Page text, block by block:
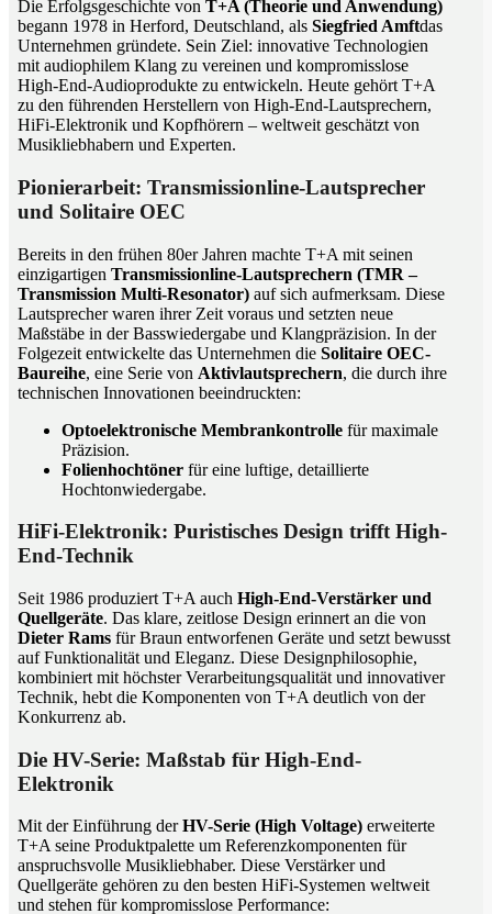
Die Erfolgsgeschichte von T+A (Theorie und Anwendung)
begann 1978 in Herford, Deutschland, als Siegfried Amftdas
Unternehmen gründete. Sein Ziel: innovative Technologien
mit audiophilem Klang zu vereinen und kompromisslose
High-End-Audioprodukte zu entwickeln. Heute gehört T+A
zu den führenden Herstellern von High-End-Lautsprechern,
HiFi-Elektronik und Kopfhörern – weltweit geschätzt von
Musikliebhabern und Experten.
Pionierarbeit: Transmissionline-Lautsprecher
und Solitaire OEC
Bereits in den frühen 80er Jahren machte T+A mit seinen
einzigartigen Transmissionline-Lautsprechern (TMR –
Transmission Multi-Resonator) auf sich aufmerksam. Diese
Lautsprecher waren ihrer Zeit voraus und setzten neue
Maßstäbe in der Basswiedergabe und Klangpräzision. In der
Folgezeit entwickelte das Unternehmen die Solitaire OEC-
Baureihe, eine Serie von Aktivlautsprechern, die durch ihre
technischen Innovationen beeindruckten:
Optoelektronische Membrankontrolle für maximale
Präzision.
Folienhochtöner für eine luftige, detaillierte
Hochtonwiedergabe.
HiFi-Elektronik: Puristisches Design trifft High-
End-Technik
Seit 1986 produziert T+A auch High-End-Verstärker und
Quellgeräte. Das klare, zeitlose Design erinnert an die von
Dieter Rams für Braun entworfenen Geräte und setzt bewusst
auf Funktionalität und Eleganz. Diese Designphilosophie,
kombiniert mit höchster Verarbeitungsqualität und innovativer
Technik, hebt die Komponenten von T+A deutlich von der
Konkurrenz ab.
Die HV-Serie: Maßstab für High-End-
Elektronik
Mit der Einführung derHV-Serie (High Voltage) erweiterte
T+A seine Produktpalette um Referenzkomponenten für
anspruchsvolle Musikliebhaber. Diese Verstärker und
Quellgeräte gehören zu den besten HiFi-Systemen weltweit
und stehen für kompromisslose Performance: